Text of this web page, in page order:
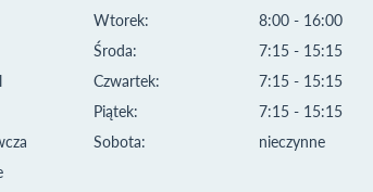
Wtorek:
Środa:
Czwartek:
Piątek:
Sobota:
8:00 - 16:00
7:15 - 15:15
7:15 - 15:15
7:15 - 15:15
nieczynne